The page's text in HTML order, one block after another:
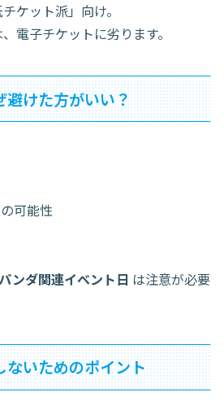
ケット派」向け。
電子チケットに劣ります。
避けた方がいい？
可能性
ンダ関連イベント日 は注意が必要
ないためのポイント